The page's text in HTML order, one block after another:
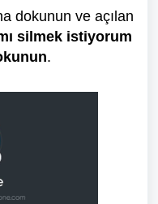
dokunun ve açılan
silmek istiyorum
.